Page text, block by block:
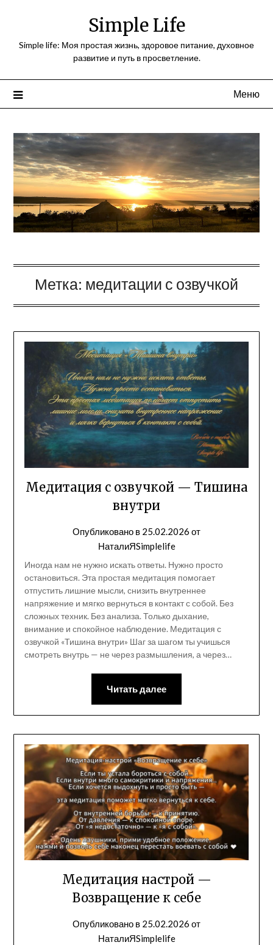
Simple Life
Simple life: Моя простая жизнь, здоровое питание, духовное
развитие и путь в просветление.
Меню
Метка: медитации с озвучкой
Медитация с озвучкой — Тишина
внутри
Опубликовано в 25.02.2026 от
НаталиЯSimplelife
Иногда нам не нужно искать ответы. Нужно просто
остановиться. Эта простая медитация помогает
отпустить лишние мысли, снизить внутреннее
напряжение и мягко вернуться в контакт с собой. Без
сложных техник. Без анализа. Только дыхание,
внимание и спокойное наблюдение. Медитация с
озвучкой «Тишина внутри» Шаг за шагом ты учишься
смотреть внутрь — не через размышления, а через…
Читать далее
Медитация настрой —
Возвращение к себе
Опубликовано в 25.02.2026 от
НаталиЯSimplelife